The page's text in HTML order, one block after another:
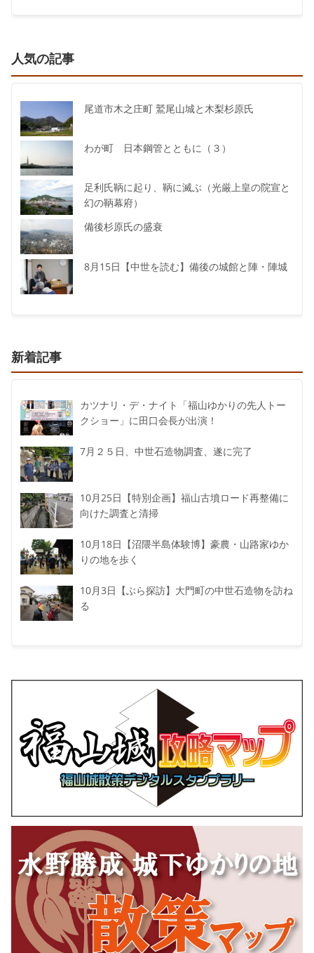
人気の記事
尾道市木之庄町 鷲尾山城と木梨杉原氏
わが町 日本鋼管とともに（３）
足利氏鞆に起り、鞆に滅ぶ（光厳上皇の院宣と
幻の鞆幕府）
備後杉原氏の盛衰
8月15日【中世を読む】備後の城館と陣・陣城
新着記事
カツナリ・デ・ナイト「福山ゆかりの先人トー
クショー」に田口会長が出演！
7月２５日、中世石造物調査、遂に完了
10月25日【特別企画】福山古墳ロード再整備に
向けた調査と清掃
10月18日【沼隈半島体験博】豪農・山路家ゆか
りの地を歩く
10月3日【ぶら探訪】大門町の中世石造物を訪ね
る